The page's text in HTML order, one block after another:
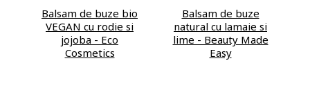
Balsam de buze bio
VEGAN cu rodie si
jojoba - Eco
Cosmetics
Balsam de buze
natural cu lamaie si
lime - Beauty Made
Easy